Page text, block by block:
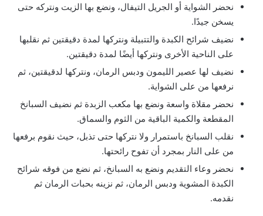
نحضر الشواية أو الجريل التيفال، ونضع بها الزيت ونتركه حتى
يسخن جيدًا.
نضيف شرائح الكبدة والتتبيلة ونتركها لمدة دقيقتين ثم نقلبها
على الناحية الأخرى ونتركها أيضًا لمدة دقيقتين.
نضيف لها عصير الليمون ودبس الرمان، ونتركها لدقيقتين، ثم
نرفعها من على الشواية.
نحضر مقلاة واسعة ونضع بها مكعب الزبدة ثم نضيف السبانخ
المقطعة والكمية الباقية من الثوم والسماق.
نقلب السبانخ باستمرار ولا نتركها حتى تذبل، حيث نقوم برفعها
من على النار بمجرد أن تفوح رائحتها.
نحضر وعاء التقديم ونضع به السبانخ، ثم نضع من فوقه شرائح
الكبدة المشوية ودبس الرمان، ثم نزينه بحبات الرمان ثم
نقدمه.